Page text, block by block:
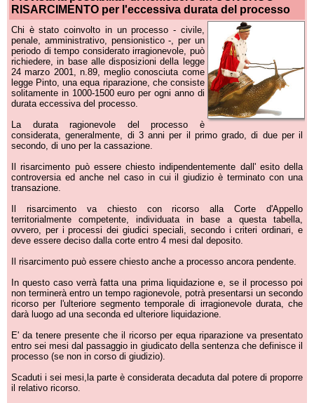
RISARCIMENTO per l'eccessiva durata del processo
Chi è stato coinvolto in un processo - civile,
penale, amministrativo, pensionistico -, per un
periodo di tempo considerato irragionevole, può
richiedere, in base alle disposizioni della legge
24 marzo 2001, n.89, meglio conosciuta come
legge Pinto, una equa riparazione, che consiste
solitamente in 1000-1500 euro per ogni anno di
durata eccessiva del processo.
La durata ragionevole del processo è
considerata, generalmente, di 3 anni per il primo grado, di due per il
secondo, di uno per la cassazione.
Il risarcimento può essere chiesto indipendentemente dall' esito della
controversia ed anche nel caso in cui il giudizio è terminato con una
transazione.
Il risarcimento va chiesto con ricorso alla Corte d'Appello
territorialmente competente, individuata in base a questa tabella,
ovvero, per i processi dei giudici speciali, secondo i criteri ordinari, e
deve essere deciso dalla corte entro 4 mesi dal deposito.
Il risarcimento può essere chiesto anche a processo ancora pendente.
In questo caso verrà fatta una prima liquidazione e, se il processo poi
non terminerà entro un tempo ragionevole, potrà presentarsi un secondo
ricorso per l'ulteriore segmento temporale di irragionevole durata, che
darà luogo ad una seconda ed ulteriore liquidazione.
E' da tenere presente che il ricorso per equa riparazione va presentato
entro sei mesi dal passaggio in giudicato della sentenza che definisce il
processo (se non in corso di giudizio).
Scaduti i sei mesi,la parte è considerata decaduta dal potere di proporre
il relativo ricorso.